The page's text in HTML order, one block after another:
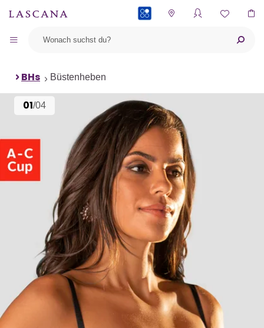
BHs Büstenheben
01/04